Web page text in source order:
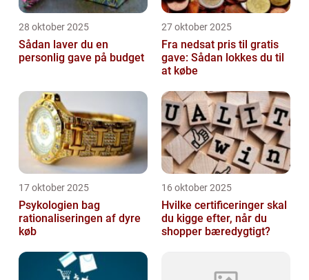
28 oktober 2025
Sådan laver du en
personlig gave på budget
27 oktober 2025
Fra nedsat pris til gratis
gave: Sådan lokkes du til
at købe
17 oktober 2025
Psykologien bag
rationaliseringen af dyre
køb
16 oktober 2025
Hvilke certificeringer skal
du kigge efter, når du
shopper bæredygtigt?